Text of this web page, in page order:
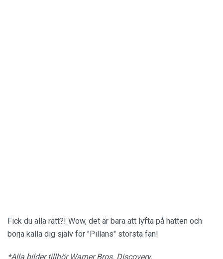
Fick du alla rätt?! Wow, det är bara att lyfta på hatten och
börja kalla dig själv för "Pillans" största fan!
*Alla bilder tillhör Warner Bros. Discovery.